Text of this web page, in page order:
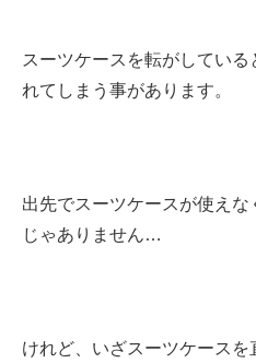
スーツケースを転がしてい
れてしまう事があります。
出先でスーツケースが使え
じゃありません…
けれど、いざスーツケース